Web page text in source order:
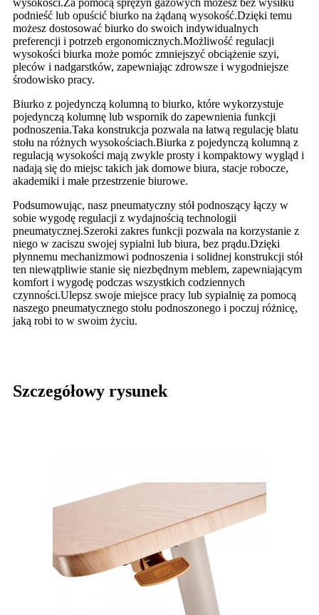
wysokości.Za pomocą sprężyn gazowych możesz bez wysiłku
podnieść lub opuścić biurko na żądaną wysokość.Dzięki temu
możesz dostosować biurko do swoich indywidualnych
preferencji i potrzeb ergonomicznych.Możliwość regulacji
wysokości biurka może pomóc zmniejszyć obciążenie szyi,
pleców i nadgarstków, zapewniając zdrowsze i wygodniejsze
środowisko pracy.
Biurko z pojedynczą kolumną to biurko, które wykorzystuje
pojedynczą kolumnę lub wspornik do zapewnienia funkcji
podnoszenia.Taka konstrukcja pozwala na łatwą regulację blatu
stołu na różnych wysokościach.Biurka z pojedynczą kolumną z
regulacją wysokości mają zwykle prosty i kompaktowy wygląd i
nadają się do miejsc takich jak domowe biura, stacje robocze,
akademiki i małe przestrzenie biurowe.
Podsumowując, nasz pneumatyczny stół podnoszący łączy w
sobie wygodę regulacji z wydajnością technologii
pneumatycznej.Szeroki zakres funkcji pozwala na korzystanie z
niego w zaciszu swojej sypialni lub biura, bez prądu.Dzięki
płynnemu mechanizmowi podnoszenia i solidnej konstrukcji stół
ten niewątpliwie stanie się niezbędnym meblem, zapewniającym
komfort i wygodę podczas wszystkich codziennych
czynności.Ulepsz swoje miejsce pracy lub sypialnię za pomocą
naszego pneumatycznego stołu podnoszonego i poczuj różnicę,
jaką robi to w swoim życiu.
Szczegółowy rysunek